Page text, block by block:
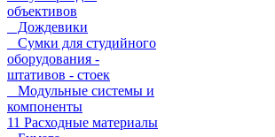
объективов
Дождевики
Сумки для студийного
оборудования -
штативов - стоек
Модульные системы и
компоненты
11 Расходные материалы